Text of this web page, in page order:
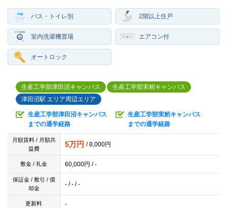
バス・トイレ別 2階以上住戸
室内洗濯機置場 エアコン付
オートロック
生産工学部津田沼キャンパス
生産工学部実籾キャンパス
津田沼駅 エリア周辺エリア
生産工学部津田沼キャンパス
までの通学経路
生産工学部実籾キャンパス
までの通学経路
月額賃料 / 月額共
益費
5万円 / 8,000円
敷金 / 礼金 60,000円 / -
保証金 / 敷引 / 償
却金
- / - / -
更新料 -